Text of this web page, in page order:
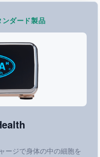
ダード製品
ージで身体の中の細胞を